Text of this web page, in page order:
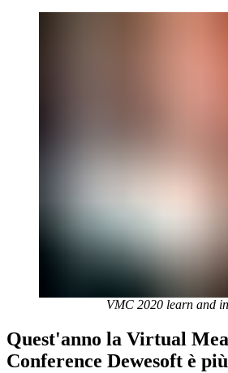
VMC 2020 learn and
Quest'anno la Virtual
Conference Dewesoft è